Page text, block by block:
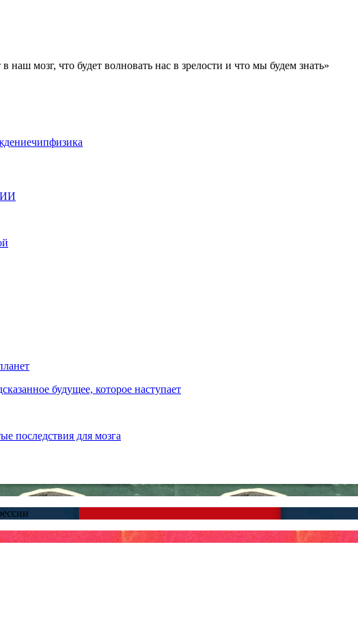
наш мозг, что будет волновать нас в зрелости и что мы будем знать»
чипфизика
ИИ
будущее, которое наступает
последствия для мозга